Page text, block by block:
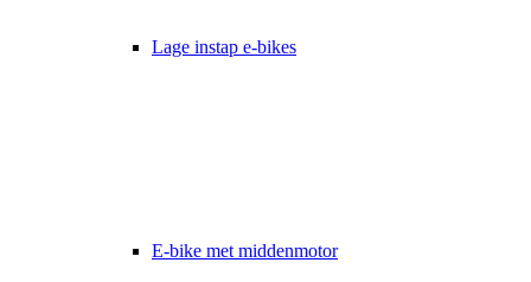
Lage instap e-bikes
E-bike met middenmotor